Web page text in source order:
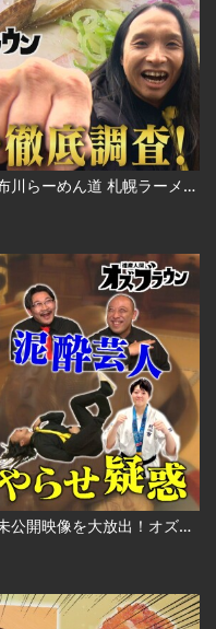
オズブラウン #85 12月14日放送『布川らーめん道 札幌ラーメン最前線2025』
オズブラウン #86 12月21日放送『未公開映像を大放出！オズブラ供養祭 2025 冬』